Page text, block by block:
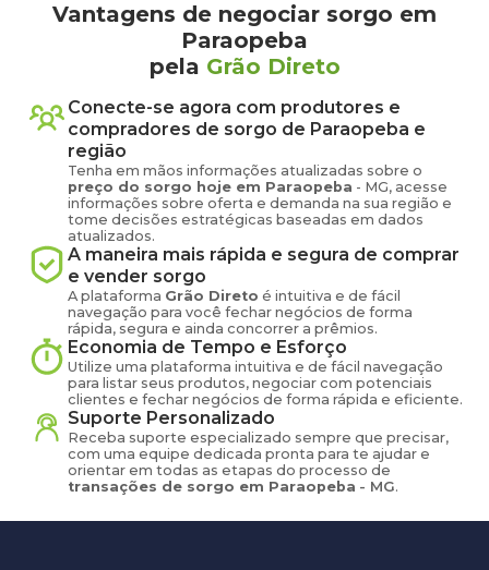
Vantagens de negociar sorgo em
Paraopeba
pela Grão Direto
Conecte-se agora com produtores e
compradores de sorgo de Paraopeba e
região
Tenha em mãos informações atualizadas sobre o
preço do sorgo hoje em Paraopeba - MG, acesse
informações sobre oferta e demanda na sua região e
tome decisões estratégicas baseadas em dados
atualizados.
A maneira mais rápida e segura de comprar
e vender sorgo
A plataforma Grão Direto é intuitiva e de fácil
navegação para você fechar negócios de forma
rápida, segura e ainda concorrer a prêmios.
Economia de Tempo e Esforço
Utilize uma plataforma intuitiva e de fácil navegação
para listar seus produtos, negociar com potenciais
clientes e fechar negócios de forma rápida e eficiente.
Suporte Personalizado
Receba suporte especializado sempre que precisar,
com uma equipe dedicada pronta para te ajudar e
orientar em todas as etapas do processo de
transações de sorgo em Paraopeba - MG.